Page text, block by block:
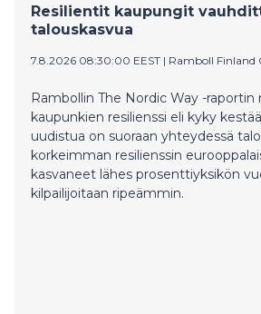
Resilientit kaupungit
talouskasvua
7.8.2026 08:30:00 EEST | Ramboll Finland
Rambollin The Nordic Way -raportin
kaupunkien resilienssi eli kyky
uudistua on suoraan yhteydessä
korkeimman resilienssin
kasvaneet lähes prosenttiyksikön
kilpailijoitaan ripeämmin.